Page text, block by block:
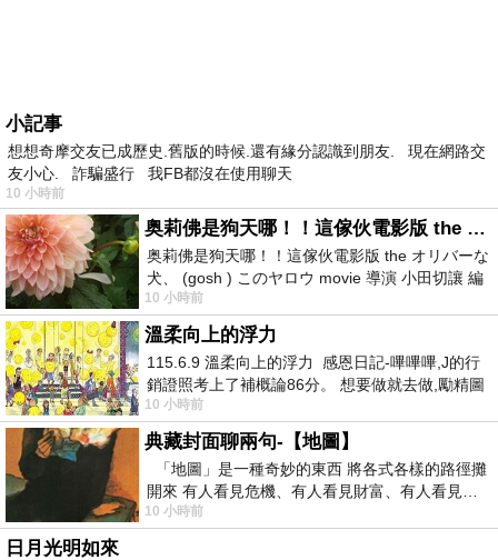
小記事
想想奇摩交友已成歷史.舊版的時候.還有緣分認識到朋友. 現在網路交
友小心. 詐騙盛行 我FB都沒在使用聊天
10 小時前
奥莉佛是狗天哪！！這傢伙電影版 the オリバーな犬、 (gosh ) このヤロウ movie
奥莉佛是狗天哪！！這傢伙電影版 the オリバーな
犬、 (gosh ) このヤロウ movie 導演 小田切讓 編
劇: 小田切讓 主演: 小田切讓
10 小時前
溫柔向上的浮力
115.6.9 溫柔向上的浮力 感恩日記-嗶嗶嗶,J的行
銷證照考上了補概論86分。 想要做就去做,勵精圖
治大成功,也是表法,堅持和努力
10 小時前
典藏封面聊兩句-【地圖】
「地圖」是一種奇妙的東西 將各式各樣的路徑攤
開來 有人看見危機、有人看見財富、有人看見…
從中可以發掘出不同的
10 小時前
日月光明如來